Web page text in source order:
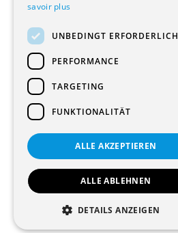
Medizinische Einrichtungen
Kultur - Sport - Freizeit
Industrie - Handwerk
Transport und Parkplätze
Diverse Bauten
© 2026 Alle Rechte vorbehalten
Allgemeine Bedingungen
savoir plus
UNBEDINGT ERFORDERLICH
PERFORMANCE
TARGETING
FUNKTIONALITÄT
ALLE AKZEPTIEREN
ALLE ABLEHNEN
DETAILS ANZEIGEN